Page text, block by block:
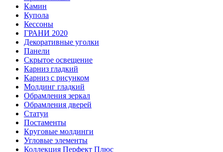
Камин
Купола
Кессоны
ГРАНИ 2020
Декоративные уголки
Панели
Скрытое освещение
Карниз гладкий
Карниз с рисунком
Молдинг гладкий
Обрамления зеркал
Обрамления дверей
Статуи
Постаменты
Круговые молдинги
Угловые элементы
Коллекция Перфект Плюс